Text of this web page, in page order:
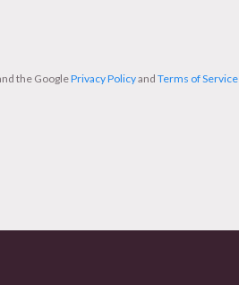
the GooglePrivacy Policyand Terms of Service